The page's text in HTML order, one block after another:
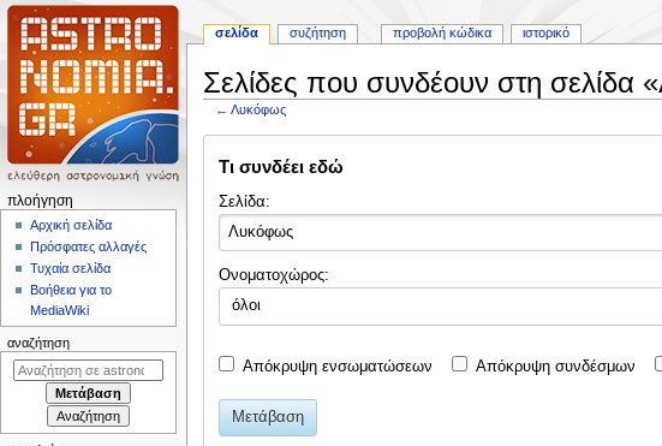
Σελίδες που συνδέουν στη σελίδα
←Λυκόφως
στην
στην
Τι συνδέει εδώ
Σελίδα:
Ονοματοχώρος:
όλοι
Απόκρυψη ενσωματώσεων Απόκρυψη συνδέσμων
Μετάβαση
Μ
π
σελίδα συζήτηση προβολή κώδικα ιστορικό
πλοήγηση
Αρχική σελίδα
Πρόσφατες αλλαγές
Τυχαία σελίδα
Βοήθεια για το
MediaWiki
αναζήτηση